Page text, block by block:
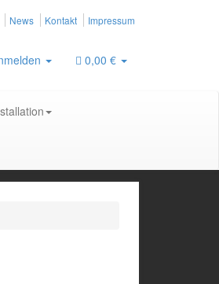
News Kontakt Impressum
0,00 €